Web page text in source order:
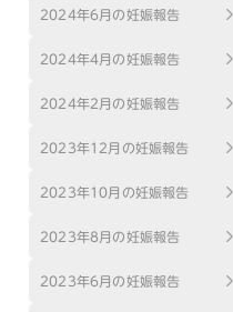
2024年6月の妊娠報告
2024年4月の妊娠報告
2024年2月の妊娠報告
2023年12月の妊娠報告
2023年10月の妊娠報告
2023年8月の妊娠報告
2023年6月の妊娠報告